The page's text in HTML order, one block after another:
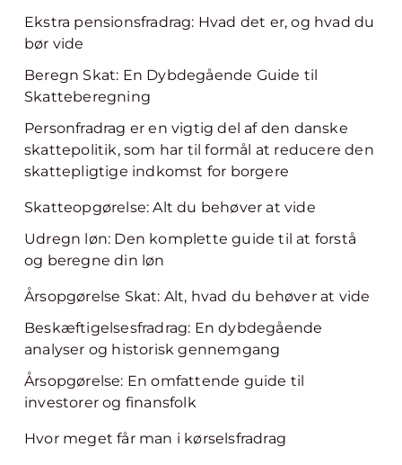
Ekstra pensionsfradrag: Hvad det er, og hvad du
bør vide
Beregn Skat: En Dybdegående Guide til
Skatteberegning
Personfradrag er en vigtig del af den danske
skattepolitik, som har til formål at reducere den
skattepligtige indkomst for borgere
Skatteopgørelse: Alt du behøver at vide
Udregn løn: Den komplette guide til at forstå
og beregne din løn
Årsopgørelse Skat: Alt, hvad du behøver at vide
Beskæftigelsesfradrag: En dybdegående
analyser og historisk gennemgang
Årsopgørelse: En omfattende guide til
investorer og finansfolk
Hvor meget får man i kørselsfradrag